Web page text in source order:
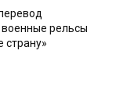
рельсы
страну»